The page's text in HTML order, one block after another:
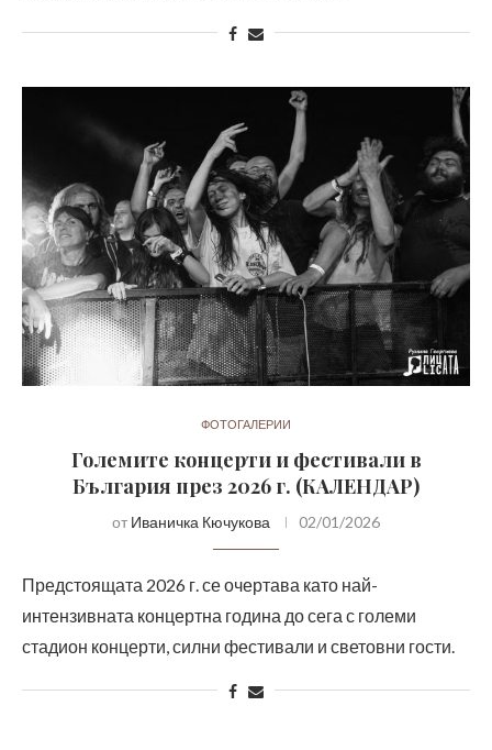
ФОТОГАЛЕРИИ
Големите концерти и фестивали в
България през 2026 г. (КАЛЕНДАР)
от Иваничка Кючукова 02/01/2026
Предстоящата 2026 г. се очертава като най-
интензивната концертна година до сега с големи
стадион концерти, силни фестивали и световни гости.